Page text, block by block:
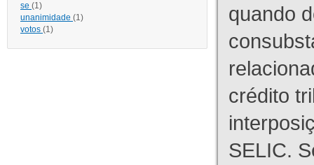
se (1)
unanimidade (1)
votos (1)
quando
crédito
SELIC.